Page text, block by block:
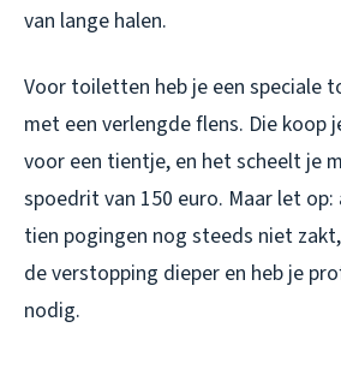
van lange halen.
Voor toiletten heb je een speciale
met een verlengde flens. Die koop
voor een tientje, en het scheelt je
spoedrit van 150 euro. Maar let
tien pogingen nog steeds niet
de verstopping dieper en heb je
nodig.